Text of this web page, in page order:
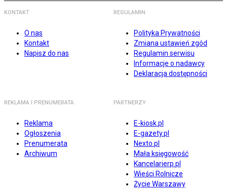
KONTAKT
O nas
Kontakt
Napisz do nas
REGULAMIN
Polityka Prywatności
Zmiana ustawień zgód
Regulamin serwisu
Informacje o nadawcy
Deklaracja dostępności
REKLAMA I PRENUMERATA
Reklama
Ogłoszenia
Prenumerata
Archiwum
PARTNERZY
E-kiosk.pl
E-gazety.pl
Nexto.pl
Mała księgowość
Kancelarierp.pl
Wieści Rolnicze
Życie Warszawy